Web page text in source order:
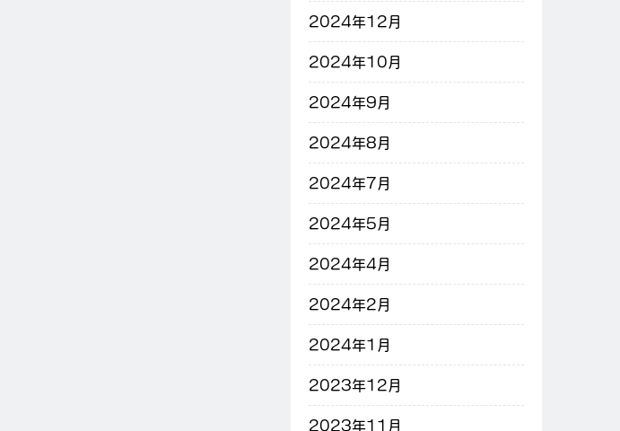
2024年12月
2024年10月
2024年9月
2024年8月
2024年7月
2024年5月
2024年4月
2024年2月
2024年1月
2023年12月
2023年11月